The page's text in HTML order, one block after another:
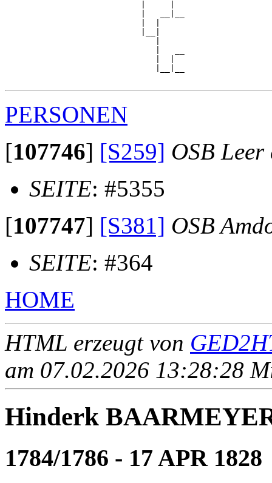
PERSONEN
[107746] [S259] OSB Leer
SEITE: #5355
[107747] [S381] OSB
SEITE: #364
HOME
HTML erzeugt von
am 07.02.2026 13:28:28
Hinderk
1784/1786 - 17 APR 1828